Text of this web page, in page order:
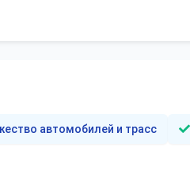
автомобилей и трасс